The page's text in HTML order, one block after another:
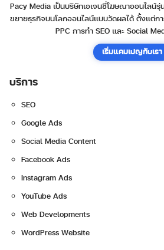
Pacy Media เป็นบริษัทเอเจนซี่โฆษณาออนไลน์รุ่
ขยายธุรกิจบนโลกออนไลน์แบบวัดผลได้ ตั้งแต่ก
PPC การทำ SEO และ Social
เริ่มแคมเปญกับเรา
บริการ
SEO
Google Ads
Social Media Content
Facebook Ads
Instagram Ads
YouTube Ads
Web Developments
WordPress Website